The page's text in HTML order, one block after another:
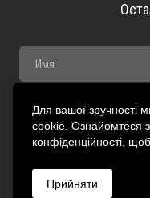
Для вашої зручності
cookie. Ознайомтеся
конфіденційності,
Прийняти